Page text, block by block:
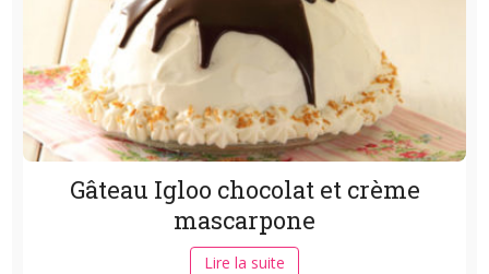
Gâteau Igloo chocolat et crème
mascarpone
Lire la suite